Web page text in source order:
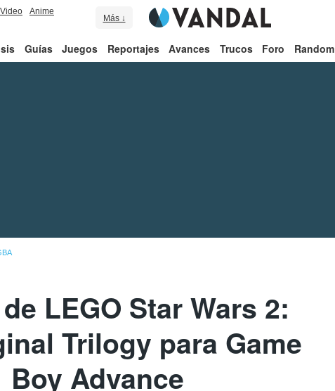
Anime
Más ↓
Guías Juegos Reportajes Avances Trucos Foro Random
LEGO Star Wars 2:
Trilogy para Game
Boy Advance